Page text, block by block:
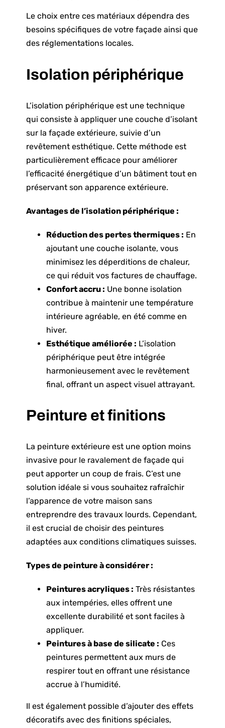
Le choix entre ces matériaux dépendra des
besoins spécifiques de votre façade ainsi que
des réglementations locales.
Isolation périphérique
L’isolation périphérique est une technique
qui consiste à appliquer une couche d’isolant
sur la façade extérieure, suivie d’un
revêtement esthétique. Cette méthode est
particulièrement efficace pour améliorer
l’efficacité énergétique d’un bâtiment tout en
préservant son apparence extérieure.
Avantages de l’isolation périphérique :
Réduction des pertes thermiques : En
ajoutant une couche isolante, vous
minimisez les déperditions de chaleur,
ce qui réduit vos factures de chauffage.
Confort accru : Une bonne isolation
contribue à maintenir une température
intérieure agréable, en été comme en
hiver.
Esthétique améliorée : L’isolation
périphérique peut être intégrée
harmonieusement avec le revêtement
final, offrant un aspect visuel attrayant.
Peinture et finitions
La peinture extérieure est une option moins
invasive pour le ravalement de façade qui
peut apporter un coup de frais. C’est une
solution idéale si vous souhaitez rafraîchir
l’apparence de votre maison sans
entreprendre des travaux lourds. Cependant,
il est crucial de choisir des peintures
adaptées aux conditions climatiques suisses.
Types de peinture à considérer :
Peintures acryliques : Très résistantes
aux intempéries, elles offrent une
excellente durabilité et sont faciles à
appliquer.
Peintures à base de silicate : Ces
peintures permettent aux murs de
respirer tout en offrant une résistance
accrue à l’humidité.
Il est également possible d’ajouter des effets
décoratifs avec des finitions spéciales,